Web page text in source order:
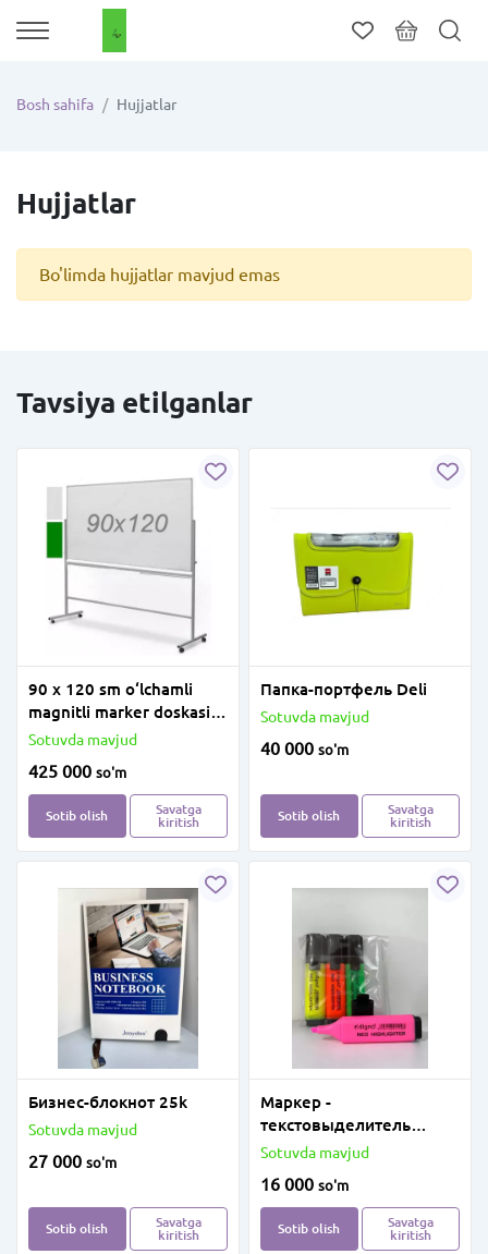
Bosh sahifa Hujjatlar
Hujjatlar
Bo'limda hujjatlar mavjud emas
Tavsiya etilganlar
90 x 120 sm o‘lchamli
magnitli marker doskasi
(oq/yashil)
Sotuvda mavjud
425 000 so'm
Sotib olish
Savatga
kiritish
Папка-портфель Deli
Sotuvda mavjud
40 000 so'm
Sotib olish
Savatga
kiritish
Бизнес-блокнот 25k
Sotuvda mavjud
27 000 so'm
Sotib olish
Savatga
kiritish
Маркер -
текстовыделитель
DIGNO Neo Highlighter
Sotuvda mavjud
16 000 so'm
Sotib olish
Savatga
kiritish